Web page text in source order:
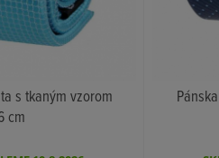
s tkaným vzorom
cm